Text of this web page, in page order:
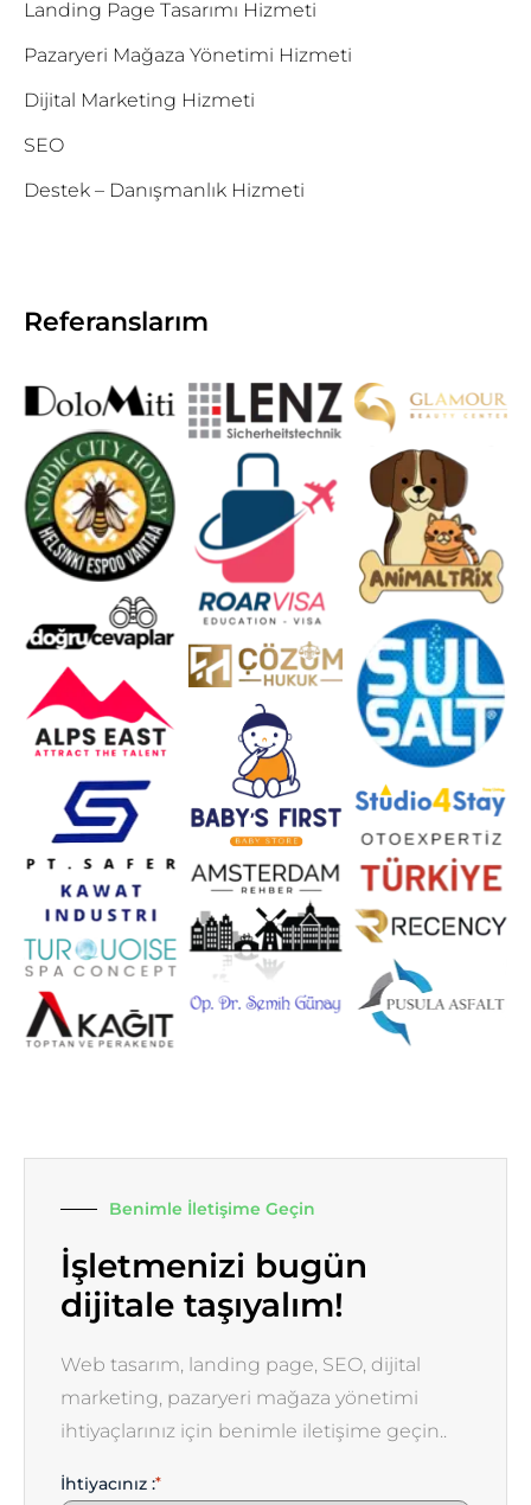
Landing Page Tasarımı Hizmeti
Pazaryeri Mağaza Yönetimi Hizmeti
Dijital Marketing Hizmeti
SEO
Destek – Danışmanlık Hizmeti
Referanslarım
Benimle İletişime Geçin
İşletmenizi bugün
dijitale taşıyalım!
Web tasarım, landing page, SEO, dijital
marketing, pazaryeri mağaza yönetimi
ihtiyaçlarınız için benimle iletişime geçin..
İhtiyacınız :*